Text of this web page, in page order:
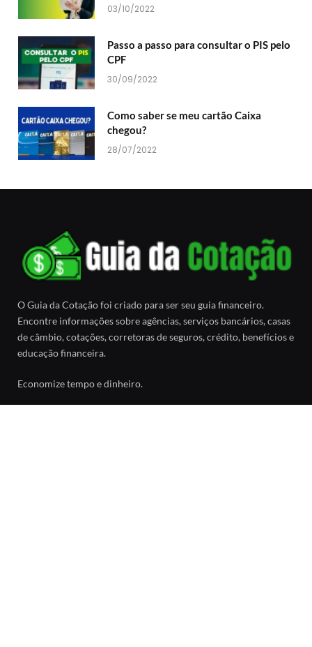
03/10/2022
Passo a passo para consultar o PIS pelo
CPF
30/09/2022
Como saber se meu cartão Caixa
chegou?
28/07/2022
O Guia da Cotação foi criado para ser seu guia financeiro.
Encontre informações sobre agências, serviços bancários, casas
de câmbio, cotações, corretoras de seguros, crédito, benefícios e
educação financeira.
Economize tempo e dinheiro.